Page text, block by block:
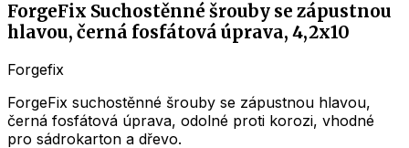
ForgeFix Suchostěnné šrouby se zápustnou
hlavou, černá fosfátová úprava, 4,2x10
Forgefix
ForgeFix suchostěnné šrouby se zápustnou hlavou,
černá fosfátová úprava, odolné proti korozi, vhodné
pro sádrokarton a dřevo.